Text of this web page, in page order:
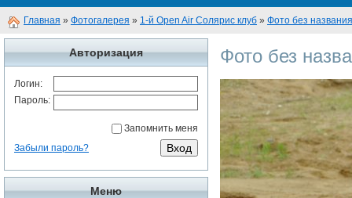
Главная » Фотогалерея » 1-й Open Air Солярис клуб » Фото без названия
Авторизация
Логин:
Пароль:
Запомнить меня
Забыли пароль?
Меню
Фото без